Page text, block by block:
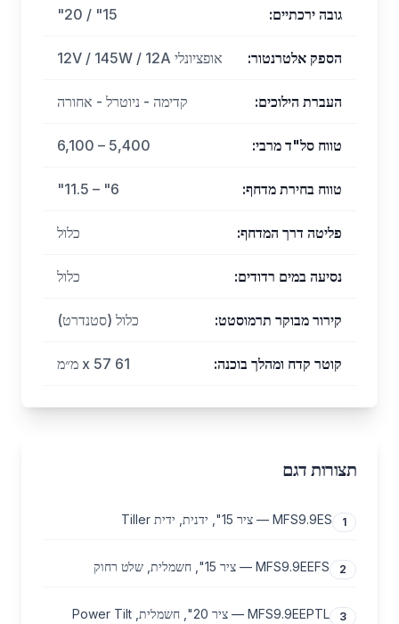
גובה ירכתיים:
15" / 20"
הספק אלטרנטור: אופציונלי 12V / 145W / 12A
העברת הילוכים: קדימה - ניוטרל - אחורה
טווח סל"ד מרבי:
5,400 – 6,100
טווח בחירת מדחף:
6" – 11.5"
פליטה דרך המדחף: כלול
נסיעה במים רדודים: כלול
קירור מבוקר תרמוסטט: כלול (סטנדרט)
קוטר קדח ומהלך בוכנה: 61 x 57 מ״מ
תצורות דגם
1 MFS9.9ES — ציר 15", ידנית, ידית Tiller
2 MFS9.9EEFS — ציר 15", חשמלית, שלט רחוק
3 MFS9.9EEPTL — ציר 20", חשמלית, Power Tilt